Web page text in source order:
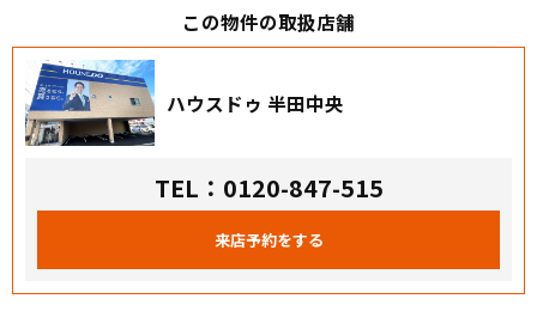
この物件の取扱店舗
ハウスドゥ 半田中央
TEL：0120-847-515
来店予約をする